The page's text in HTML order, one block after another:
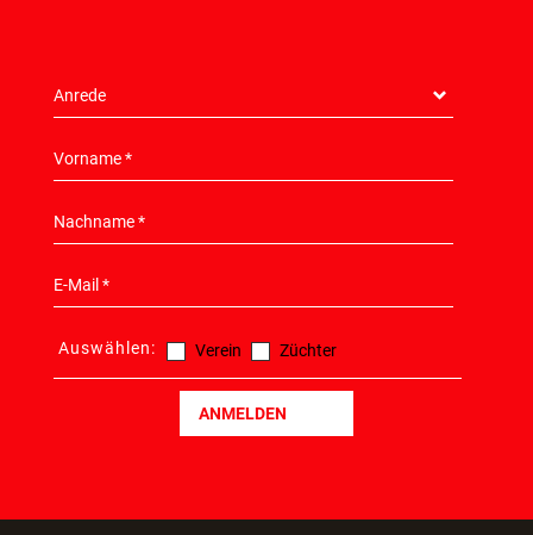
Auswählen: Verein Züchter
ANMELDEN